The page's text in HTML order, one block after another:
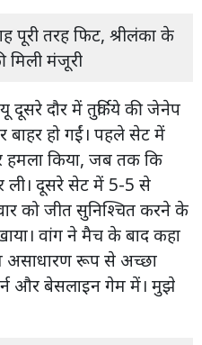
पूरी तरह फिट, श्रीलंका के
मंजूरी
दूसरे दौर में तुर्किये की जेनेप
हो गईं। पहले सेट में
हमला किया, जब तक कि
ली। दूसरे सेट में 5-5 से
को जीत सुनिश्चित करने के
वांग ने मैच के बाद कहा
रूप से अच्छा
और बेसलाइन गेम में। मुझे